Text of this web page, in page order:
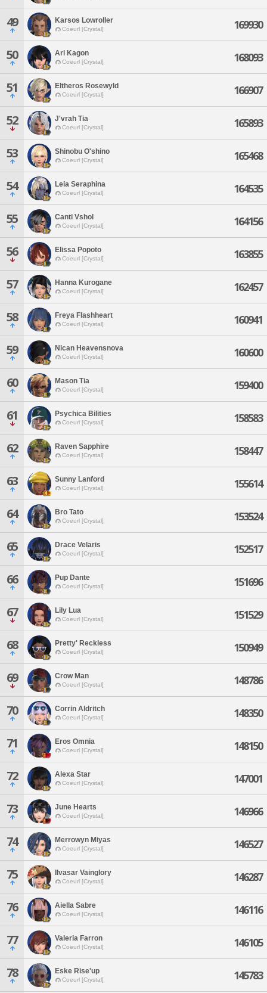
49 Karsos Lowroller
Coeurl [Crystal] 169930
50 Ari Kagon
Coeurl [Crystal] 168093
51 Eltheros Rosewyld
Coeurl [Crystal] 166907
52 J'vrah Tia
Coeurl [Crystal] 165893
53 Shinobu O'shino
Coeurl [Crystal] 165468
54 Leia Seraphina
Coeurl [Crystal] 164535
55 Canti Vshol
Coeurl [Crystal] 164156
56 Elissa Popoto
Coeurl [Crystal] 163855
57 Hanna Kurogane
Coeurl [Crystal] 162457
58 Freya Flashheart
Coeurl [Crystal] 160941
59 Nican Heavensnova
Coeurl [Crystal] 160600
60 Mason Tia
Coeurl [Crystal] 159400
61 Psychica Bilities
Coeurl [Crystal] 158583
62 Raven Sapphire
Coeurl [Crystal] 158447
63 Sunny Lanford
Coeurl [Crystal] 155614
64 Bro Tato
Coeurl [Crystal] 153524
65 Drace Velaris
Coeurl [Crystal] 152517
66 Pup Dante
Coeurl [Crystal] 151696
67 Lily Lua
Coeurl [Crystal] 151529
68 Pretty' Reckless
Coeurl [Crystal] 150949
69 Crow Man
Coeurl [Crystal] 148786
70 Corrin Aldritch
Coeurl [Crystal] 148350
71 Eros Omnia
Coeurl [Crystal] 148150
72 Alexa Star
Coeurl [Crystal] 147001
73 June Hearts
Coeurl [Crystal] 146966
74 Merrowyn Miyas
Coeurl [Crystal] 146527
75 Ilvasar Vainglory
Coeurl [Crystal] 146287
76 Aiella Sabre
Coeurl [Crystal] 146116
77 Valeria Farron
Coeurl [Crystal] 146105
78 Eske Rise'up
Coeurl [Crystal] 145783